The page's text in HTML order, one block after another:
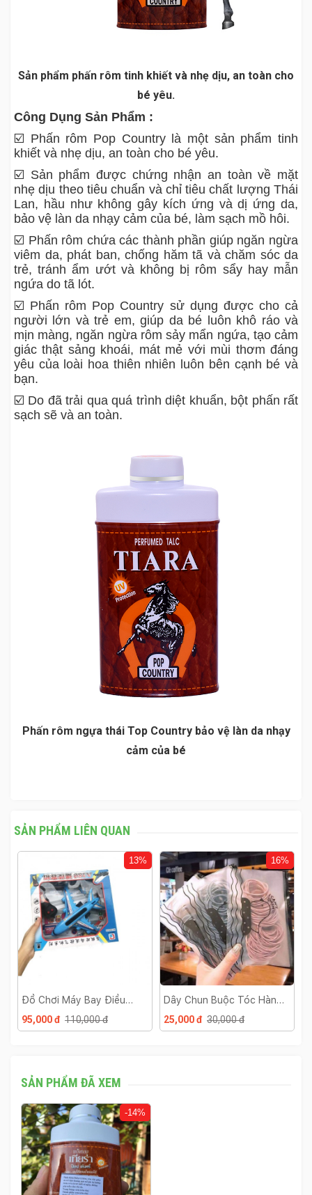
Sản phẩm phấn rôm tinh khiết và nhẹ dịu, an toàn cho
bé yêu.
Công Dụng Sản Phẩm :
☑️ Phấn rôm Pop Country là một sản phẩm tinh
khiết và nhẹ dịu, an toàn cho bé yêu.
☑️ Sản phẩm được chứng nhận an toàn về mặt
nhẹ dịu theo tiêu chuẩn và chỉ tiêu chất lượng Thái
Lan, hầu như không gây kích ứng và dị ứng da,
bảo vệ làn da nhạy cảm của bé, làm sạch mồ hôi.
☑️ Phấn rôm chứa các thành phần giúp ngăn ngừa
viêm da, phát ban, chống hăm tã và chăm sóc da
trẻ, tránh ẩm ướt và không bị rôm sẩy hay mẫn
ngứa do tã lót.
☑️ Phấn rôm Pop Country sử dụng được cho cả
người lớn và trẻ em, giúp da bé luôn khô ráo và
mịn màng, ngăn ngừa rôm sảy mẩn ngứa, tạo cảm
giác thật sảng khoái, mát mẻ với mùi thơm đáng
yêu của loài hoa thiên nhiên luôn bên cạnh bé và
bạn.
☑️ Do đã trải qua quá trình diệt khuẩn, bột phấn rất
sạch sẽ và an toàn.
Phấn rôm ngựa thái Top Country bảo vệ làn da nhạy
cảm của bé
SẢN PHẨM LIÊN QUAN
13%
Đồ Chơi Máy Bay Điều
Khiển A380
95,000 đ 110,000 đ
16%
Dây Chun Buộc Tóc Hàn
Quốc
25,000 đ 30,000 đ
SẢN PHẨM ĐÃ XEM
-14%